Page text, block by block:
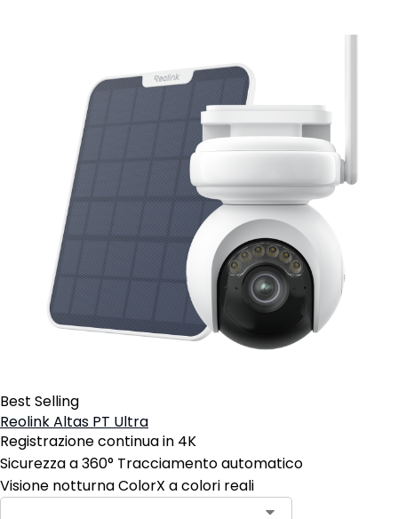
Best Selling
Reolink Altas PT Ultra
Registrazione continua in 4K
Sicurezza a 360° Tracciamento automatico
Visione notturna ColorX a colori reali